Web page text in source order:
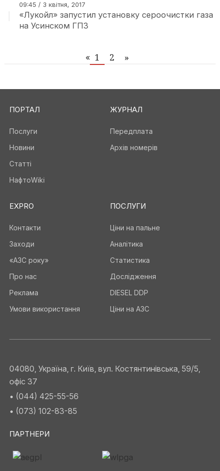
09:45 / 3 квітня, 2017
«Лукойл» запустил установку сероочистки газа
на Усинском ГПЗ
« 1 2 »
ПОРТАЛ
Послуги
Новини
Статті
НафтоWiki
ЖУРНАЛ
Передплата
Архів номерів
EXPRO
Контакти
Заходи
«АЗС року»
Про нас
Реклама
Умови використання
ПОСЛУГИ
Ціни на пальне
Аналітика
Статистика
Дослідження
DIESEL DDP
Ціни на АЗС
04080, Україна, г. Київ, вул. Костянтинівська, 59/5,
офіс 37
• (044) 425-55-56
• (073) 102-83-85
ПАРТНЕРИ